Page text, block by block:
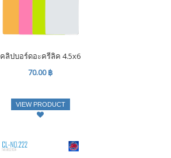
คลิปบอร์ดอะครีลิค 4.5x6
70.00 ฿
VIEW PRODUCT